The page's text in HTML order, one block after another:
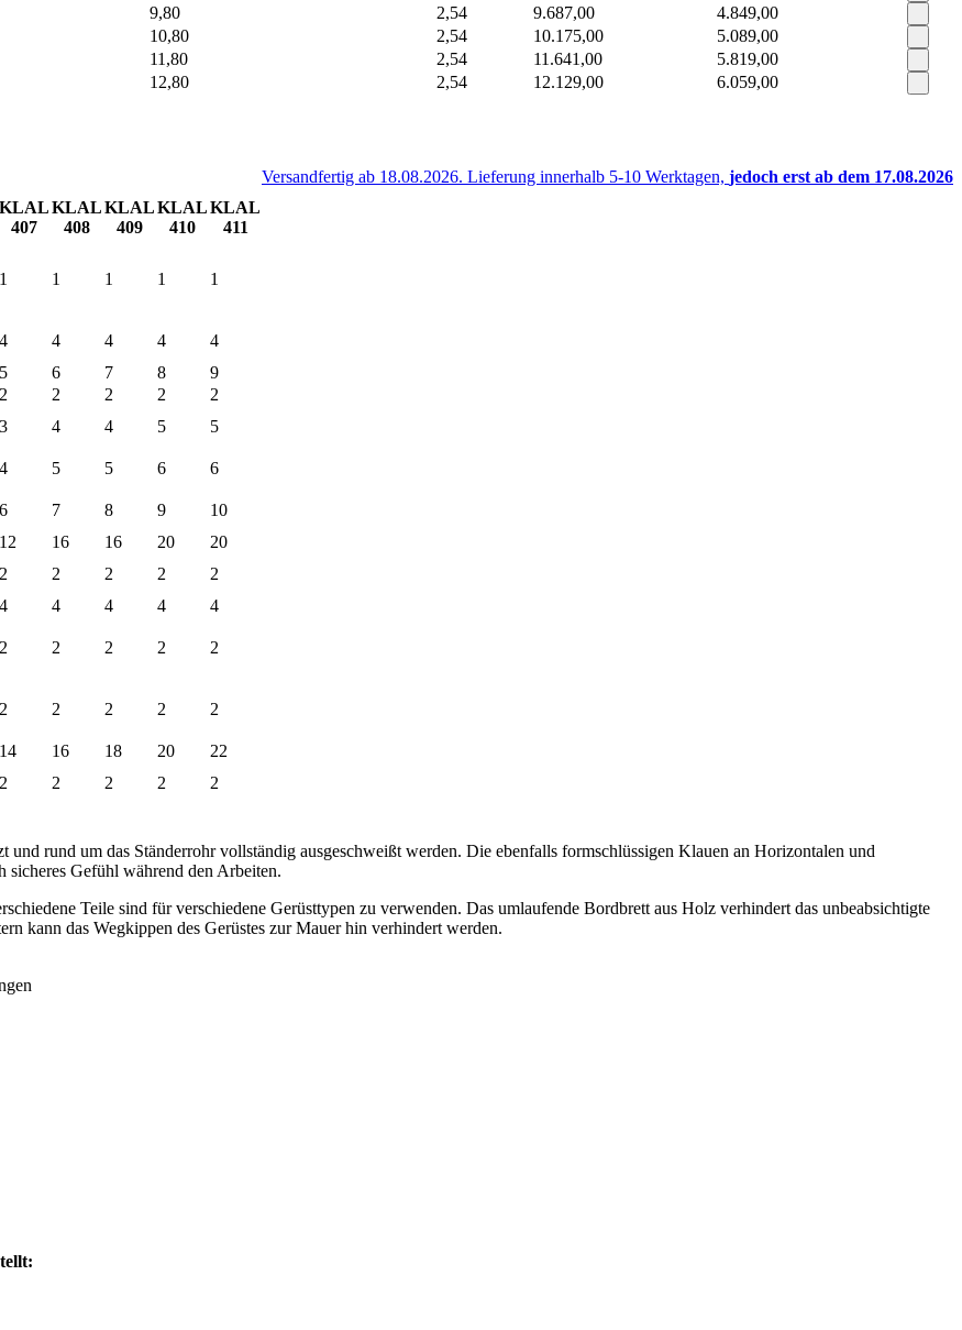
9,80 2,54 9.687,00
4.849,00
10,80 2,54 10.175,00
5.089,00
11,80 2,54 11.641,00
5.819,00
12,80 2,54 12.129,00 6.059,00
Versandfertig ab 18.08.2026. Lieferung innerhalb 5-10 Werktagen, jedoch erst ab dem 17.08.2026
KLAL
407
KLAL
408
KLAL
409
KLAL
410
KLAL
411
1 1 1 1 1
4 4 4 4
4
5 6 7 8
9
2 2 2 2
2
3 4 4 5 5
4 5 5 6 6
6 7 8 9
10
12 16 16 20
20
2 2 2 2
2
4 4 4 4 4
2 2 2 2 2
2 2 2 2 2
14 16 18 20
22
2 2 2 2 2
und rund um das Ständerrohr vollständig ausgeschweißt werden. Die ebenfalls formschlüssigen Klauen an Horizontalen und
Gefühl während den Arbeiten.
Teile sind für verschiedene Gerüsttypen zu verwenden. Das umlaufende Bordbrett aus Holz verhindert das unbeabsichtigte
kann das Wegkippen des Gerüstes zur Mauer hin verhindert werden.